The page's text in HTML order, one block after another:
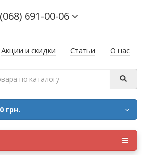
(068) 691-00-06
Акции и скидки Статьи О нас
0 грн.